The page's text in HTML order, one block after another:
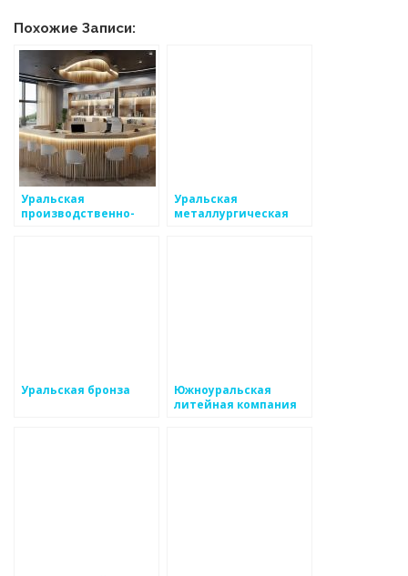
Похожие Записи:
Уральская
производственно-
Уральская
металлургическая
Уральская бронза
Южноуральская
литейная компания